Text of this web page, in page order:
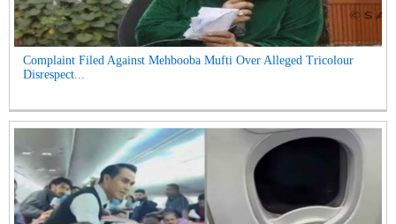
Complaint Filed Against Mehbooba Mufti Over Alleged Tricolour
Disrespect...